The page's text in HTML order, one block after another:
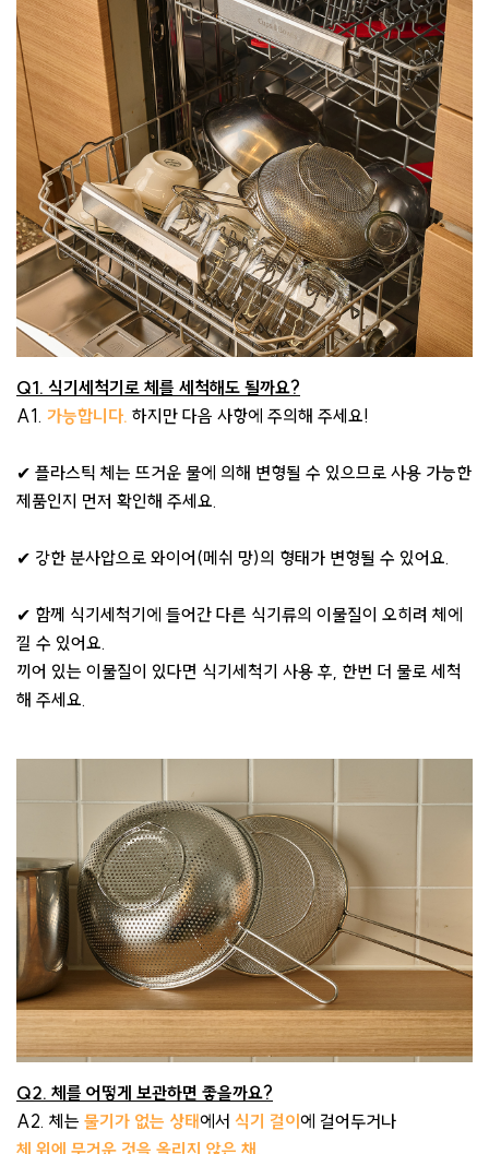
Q1. 식기세척기로 체를 세척해도 될까요?
A1. 가능합니다. 하지만 다음 사항에 주의해 주세요!
✔ 플라스틱 체는 뜨거운 물에 의해 변형될 수 있으므로 사용 가능한
제품인지 먼저 확인해 주세요.
✔ 강한 분사압으로 와이어(메쉬 망)의 형태가 변형될 수 있어요.
✔ 함께 식기세척기에 들어간 다른 식기류의 이물질이 오히려 체에
낄 수 있어요.
끼어 있는 이물질이 있다면 식기세척기 사용 후, 한번 더 물로 세척
해 주세요.
Q2. 체를 어떻게 보관하면 좋을까요?
A2. 체는 물기가 없는 상태에서 식기 걸이 에 걸어두거나